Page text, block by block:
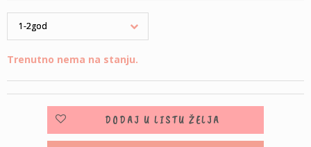
Trenutno nema na stanju.
DODAJ U LISTU ŽELJA